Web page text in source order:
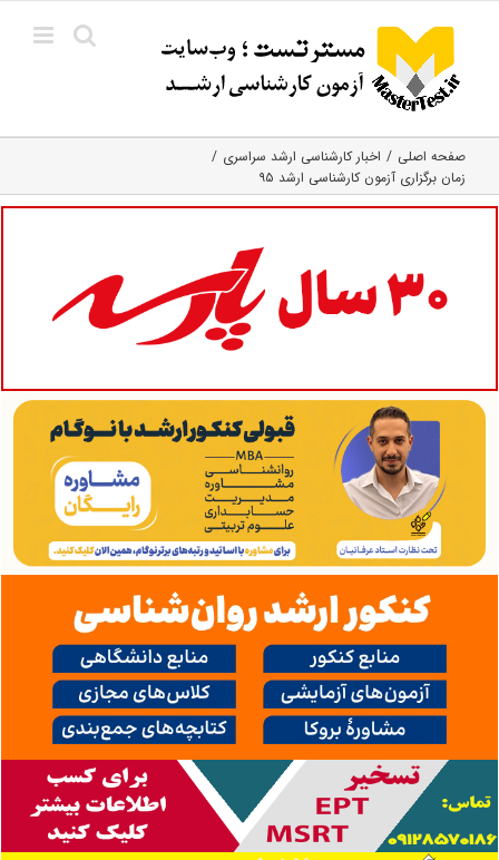
content
صفحه اصلی
اخبار کارشناسی ارشد سراسری
زمان برگزاری آزمون کارشناسی ارشد ۹۵